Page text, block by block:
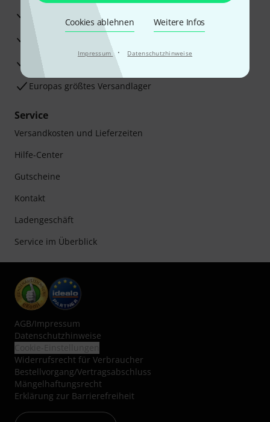
Cookies ablehnen Weitere Infos
Impressum · Datenschutzhinweise
Beratung durch Fachexperten
Zufriedenheitsgarantie
Europas größtes Versandlager
Service
Versandkosten und Lieferzeiten
Hilfe-Center
Gutscheine
Kontakt
Ladengeschäft
Service im Überblick
AGB/Impressum
Datenschutzhinweise
Widerrufsrecht für Verbraucher
Bestellvorgang/Vertragsabschluss
Mängelhaftungsrecht
Erklärung zur Barrierefreiheit